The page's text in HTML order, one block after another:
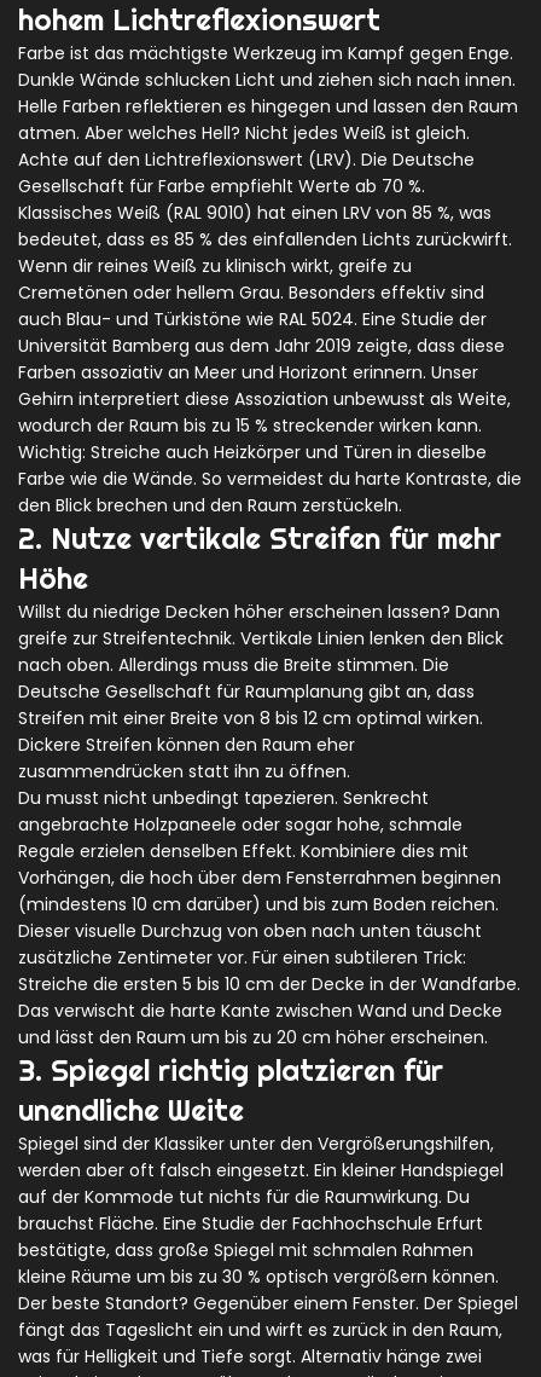
hohem Lichtreflexionswert
Farbe ist das mächtigste Werkzeug im Kampf gegen Enge.
Dunkle Wände schlucken Licht und ziehen sich nach innen.
Helle Farben reflektieren es hingegen und lassen den Raum
atmen. Aber welches Hell? Nicht jedes Weiß ist gleich.
Achte auf den Lichtreflexionswert (LRV). Die Deutsche
Gesellschaft für Farbe empfiehlt Werte ab 70 %.
Klassisches Weiß (RAL 9010) hat einen LRV von 85 %, was
bedeutet, dass es 85 % des einfallenden Lichts zurückwirft.
Wenn dir reines Weiß zu klinisch wirkt, greife zu
Cremetönen oder hellem Grau. Besonders effektiv sind
auch Blau- und Türkistöne wie RAL 5024. Eine Studie der
Universität Bamberg aus dem Jahr 2019 zeigte, dass diese
Farben assoziativ an Meer und Horizont erinnern. Unser
Gehirn interpretiert diese Assoziation unbewusst als Weite,
wodurch der Raum bis zu 15 % streckender wirken kann.
Wichtig: Streiche auch Heizkörper und Türen in dieselbe
Farbe wie die Wände. So vermeidest du harte Kontraste, die
den Blick brechen und den Raum zerstückeln.
2. Nutze vertikale Streifen für mehr
Höhe
Willst du niedrige Decken höher erscheinen lassen? Dann
greife zur Streifentechnik. Vertikale Linien lenken den Blick
nach oben. Allerdings muss die Breite stimmen. Die
Deutsche Gesellschaft für Raumplanung gibt an, dass
Streifen mit einer Breite von 8 bis 12 cm optimal wirken.
Dickere Streifen können den Raum eher
zusammendrücken statt ihn zu öffnen.
Du musst nicht unbedingt tapezieren. Senkrecht
angebrachte Holzpaneele oder sogar hohe, schmale
Regale erzielen denselben Effekt. Kombiniere dies mit
Vorhängen, die hoch über dem Fensterrahmen beginnen
(mindestens 10 cm darüber) und bis zum Boden reichen.
Dieser visuelle Durchzug von oben nach unten täuscht
zusätzliche Zentimeter vor. Für einen subtileren Trick:
Streiche die ersten 5 bis 10 cm der Decke in der Wandfarbe.
Das verwischt die harte Kante zwischen Wand und Decke
und lässt den Raum um bis zu 20 cm höher erscheinen.
3. Spiegel richtig platzieren für
unendliche Weite
Spiegel sind der Klassiker unter den Vergrößerungshilfen,
werden aber oft falsch eingesetzt. Ein kleiner Handspiegel
auf der Kommode tut nichts für die Raumwirkung. Du
brauchst Fläche. Eine Studie der Fachhochschule Erfurt
bestätigte, dass große Spiegel mit schmalen Rahmen
kleine Räume um bis zu 30 % optisch vergrößern können.
Der beste Standort? Gegenüber einem Fenster. Der Spiegel
fängt das Tageslicht ein und wirft es zurück in den Raum,
was für Helligkeit und Tiefe sorgt. Alternativ hänge zwei